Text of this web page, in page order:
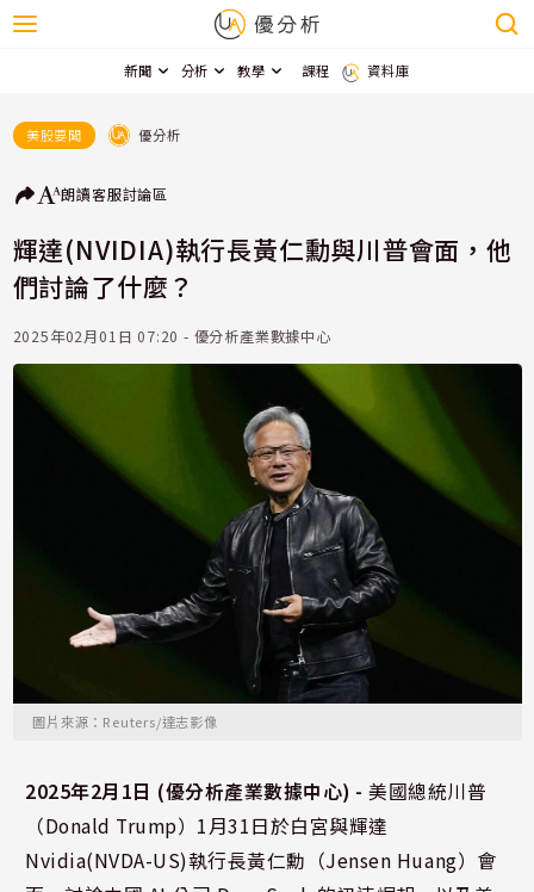
新聞 分析 教學 課程 資料庫
美股要聞 優分析
朗讀客服討論區
輝達(NVIDIA)執行長黃仁勳與川普會面，他
們討論了什麼？
2025年02月01日 07:20 - 優分析產業數據中心
圖片來源：Reuters/達志影像
2025年2月1日 (優分析產業數據中心) - 美國總統川普
（Donald Trump）1月31日於白宮與輝達
Nvidia(NVDA-US)執行長黃仁勳（Jensen Huang）會